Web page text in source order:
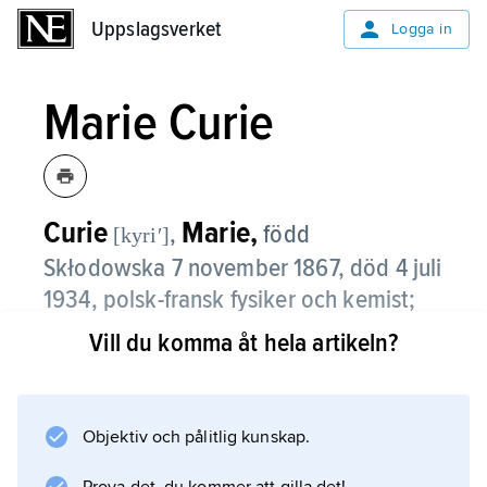
Uppslagsverket Logga in
Marie Curie
Curie [kyriʹ], Marie, född
Skłodowska 7 november 1867, död 4 juli
1934, polsk-fransk fysiker och kemist;
jämför släktartikelCurie.
Curie en av sin samtids mest beundrade
Vill du komma åt hela artikeln?
Objektiv och pålitlig kunskap.